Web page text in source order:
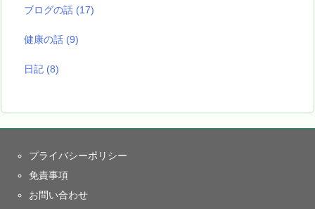
ブログの話 (17)
健康の話 (9)
日記 (8)
プライバシーポリシー
免責事項
お問い合わせ